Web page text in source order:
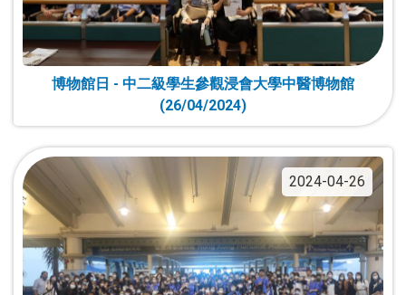
博物館日 - 中二級學生參觀浸會大學中醫博物館
(26/04/2024)
2024-04-26